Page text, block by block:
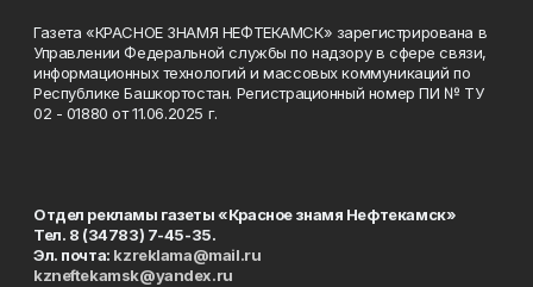
Газета «КРАСНОЕ ЗНАМЯ НЕФТЕКАМСК» зарегистрирована в
Управлении Федеральной службы по надзору в сфере связи,
информационных технологий и массовых коммуникаций по
Республике Башкортостан. Регистрационный номер ПИ № ТУ
02 - 01880 от 11.06.2025 г.
Отдел рекламы газеты «Красное знамя Нефтекамск»
Тел. 8 (34783) 7-45-35.
Эл. почта: kzreklama@mail.ru
kzneftekamsk@yandex.ru